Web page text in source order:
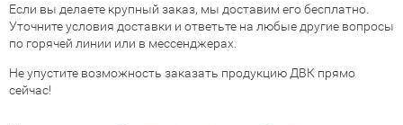
Если вы делаете крупный заказ, мы доставим его бесплатно.
Уточните условия доставки и ответьте на любые другие вопросы
по горячей линии или в мессенджерах.
Не упустите возможность заказать продукцию ДВК прямо
сейчас!